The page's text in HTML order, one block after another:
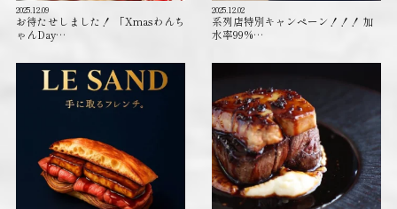
2025.12.09
お待たせしました！ 「Xmasわんち
ゃんDay…
2025.12.02
系列店特別キャンペーン！！！ 加
水率99%…